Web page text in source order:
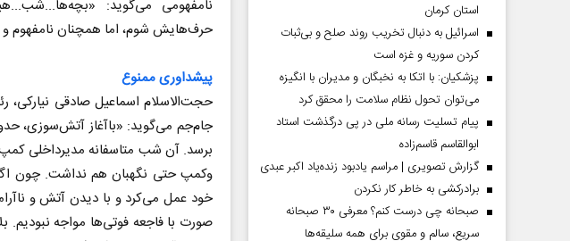
نامفهومی می‌گوید:
حرف‌هایش شوم، اما همچنان نامفهوم و
پیشداوری ممنوع
حجت‌الاسلام اسماعیل صادقی نیارکی،
برسد. آن شب متاسفانه مدیرداخلی کمپ‌
وکمپ حتی نگهبان هم نداشت. چون
خود عمل می‌کرد و با دیدن آتش و
صورت با فاجعه فوتی‌ها مواجه نبودیم.
استان کرمان
اسرائیل به دنبال تخریب روند صلح و بی‌ثبات
کردن سوریه و غزه است
پزشکیان: با اتکا به نخبگان و مدیران با انگیزه
می‌توان تحول نظام سلامت را محقق کرد
پیام تسلیت رسانه ملی در پی درگذشت استاد
ابوالقاسم قاسم‌زاده
گزارش تصویری | مراسم یادبود زنده‌یاد اکبر عبدی
برادرکشی به خاطر کار نکردن
صبحانه چی درست کنم؟ معرفی ۳۰ صبحانه
سریع، سالم و مقوی برای همه سلیقه‌ها